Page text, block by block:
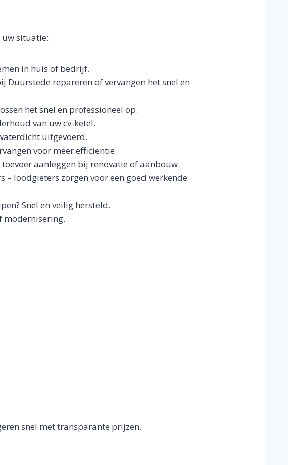
situatie:
in huis of bedrijf.
Duurstede repareren of vervangen het snel en
het snel en professioneel op.
van uw cv-ketel.
uitgevoerd.
voor meer efficiëntie.
aanleggen bij renovatie of aanbouw.
– loodgieters zorgen voor een goed werkende
Snel en veilig hersteld.
modernisering.
snel met transparante prijzen.